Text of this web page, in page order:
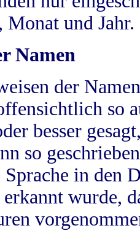
und Jahr.
Namen
der
so
besser
so
Sprache in
wurde,